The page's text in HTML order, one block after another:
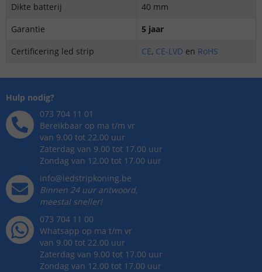
Dikte batterij
40 mm
Garantie
5 jaar
Certificering led strip
CE, CE-LVD en RoHS
Hulp nodig?
073 704 11 01
Bereikbaar op ma t/m vr
van 9.00 tot 22.00 uur
Zaterdag van 9.00 tot 17.00 uur
Zondag van 12.00 tot 17.00 uur
info@ledstripkoning.be
Binnen 24 uur antwoord,
meestal sneller!
073 704 11 00
Whatsapp op ma t/m vr
van 9.00 tot 22.00 uur
Zaterdag van 9.00 tot 17.00 uur
Zondag van 12.00 tot 17.00 uur